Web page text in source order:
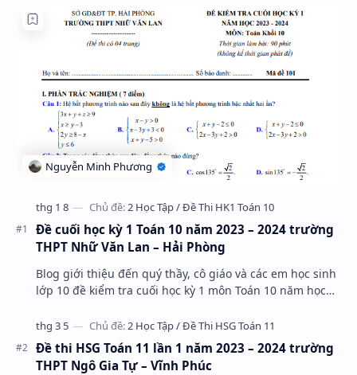
Đề cuối học kỳ 1 Toán 10 năm 2023 – 2024 trường
THPT Nhữ Văn Lan – Hải Phòng
Blog giới thiệu đến quý thầy, cô giáo và các em học sinh
lớp 10 đề kiểm tra cuối học kỳ 1 môn Toán 10 năm học
Đề thi HSG Toán 11 lần 1 năm 2023 – 2024 trường
THPT Ngô Gia Tự – Vĩnh Phúc